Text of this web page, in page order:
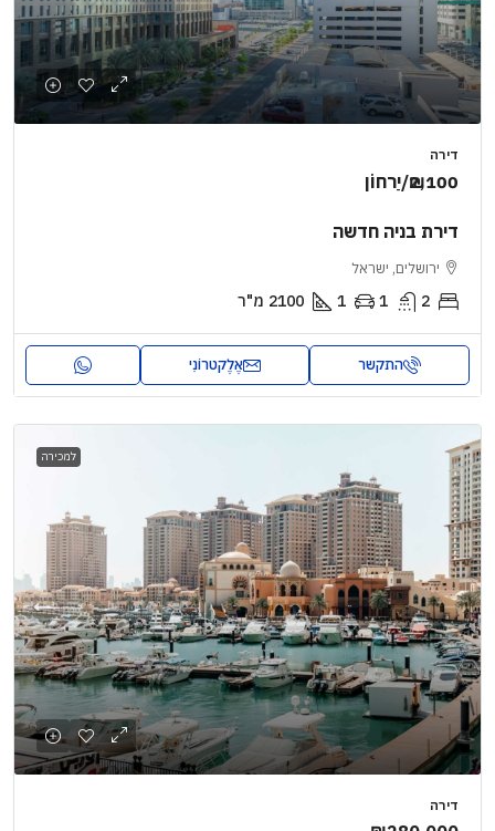
דירה
₪2,100/יַרחוֹן
דירת בניה חדשה
ירושלים, ישראל
2
1
1
2100 מ"ר
התקשר אֶלֶקטרוֹנִי
למכירה
דירה